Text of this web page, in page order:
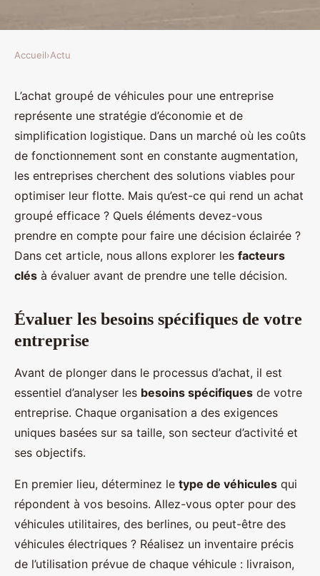
Quels sont les facteurs à évaluer
lors d'un achat groupé de
véhicules pour une entreprise?
Ilyan•20 décembre 2024•4 min de lecture
Accueil›Actu
L’achat groupé de véhicules pour une entreprise
représente une stratégie d’économie et de
simplification logistique. Dans un marché où les coûts
de fonctionnement sont en constante augmentation,
les entreprises cherchent des solutions viables pour
optimiser leur flotte. Mais qu’est-ce qui rend un achat
groupé efficace ? Quels éléments devez-vous
prendre en compte pour faire une décision éclairée ?
Dans cet article, nous allons explorer les facteurs
clés à évaluer avant de prendre une telle décision.
Évaluer les besoins spécifiques de votre
entreprise
Avant de plonger dans le processus d’achat, il est
essentiel d’analyser les besoins spécifiques de votre
entreprise. Chaque organisation a des exigences
uniques basées sur sa taille, son secteur d’activité et
ses objectifs.
En premier lieu, déterminez le type de véhicules qui
répondent à vos besoins. Allez-vous opter pour des
véhicules utilitaires, des berlines, ou peut-être des
véhicules électriques ? Réalisez un inventaire précis
de l’utilisation prévue de chaque véhicule : livraison,